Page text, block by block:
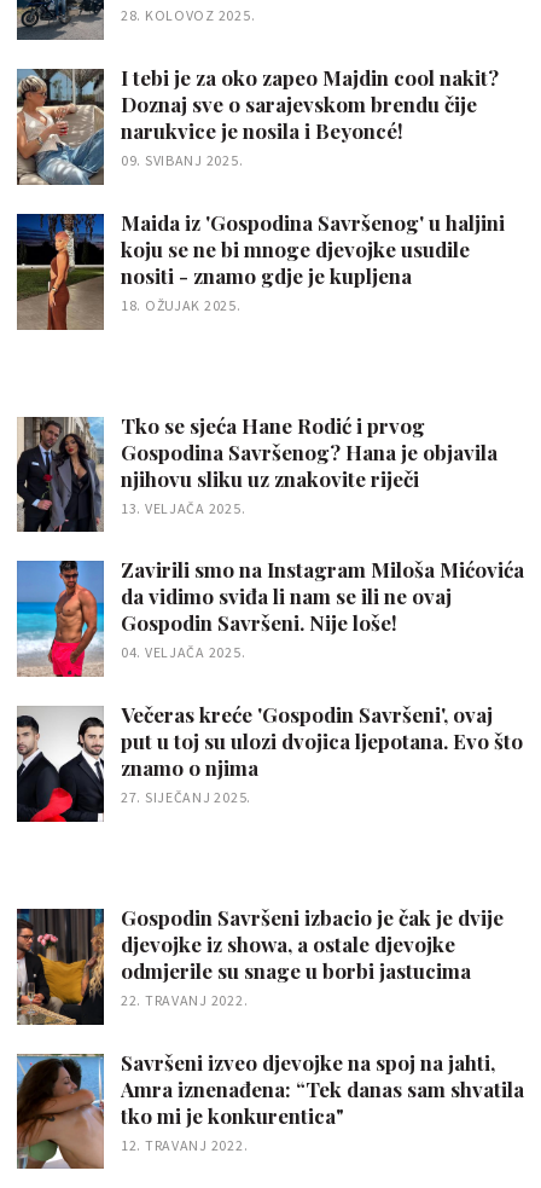
28. KOLOVOZ 2025.
I tebi je za oko zapeo Majdin cool nakit?
Doznaj sve o sarajevskom brendu čije
narukvice je nosila i Beyoncé!
09. SVIBANJ 2025.
Maida iz 'Gospodina Savršenog' u haljini
koju se ne bi mnoge djevojke usudile
nositi - znamo gdje je kupljena
18. OŽUJAK 2025.
Tko se sjeća Hane Rodić i prvog
Gospodina Savršenog? Hana je objavila
njihovu sliku uz znakovite riječi
13. VELJAČA 2025.
Zavirili smo na Instagram Miloša Mićovića
da vidimo sviđa li nam se ili ne ovaj
Gospodin Savršeni. Nije loše!
04. VELJAČA 2025.
Večeras kreće 'Gospodin Savršeni', ovaj
put u toj su ulozi dvojica ljepotana. Evo što
znamo o njima
27. SIJEČANJ 2025.
Gospodin Savršeni izbacio je čak je dvije
djevojke iz showa, a ostale djevojke
odmjerile su snage u borbi jastucima
22. TRAVANJ 2022.
Savršeni izveo djevojke na spoj na jahti,
Amra iznenađena: “Tek danas sam shvatila
tko mi je konkurentica"
12. TRAVANJ 2022.